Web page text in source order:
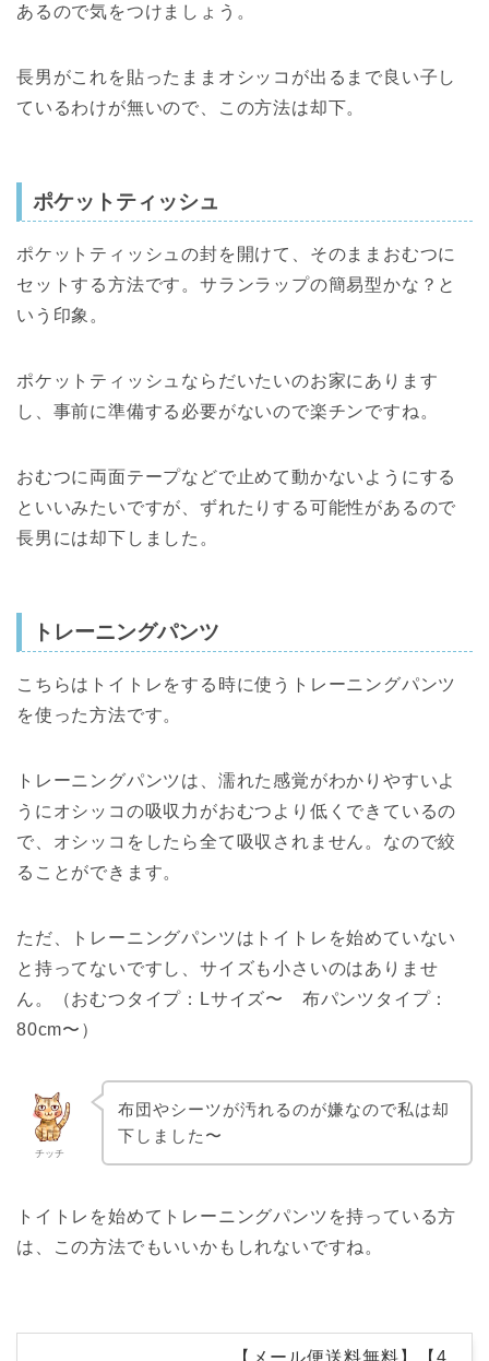
あるので気をつけましょう。
長男がこれを貼ったままオシッコが出るまで良い子し
ているわけが無いので、この方法は却下。
ポケットティッシュ
ポケットティッシュの封を開けて、そのままおむつに
セットする方法です。サランラップの簡易型かな？と
いう印象。
ポケットティッシュならだいたいのお家にあります
し、事前に準備する必要がないので楽チンですね。
おむつに両面テープなどで止めて動かないようにする
といいみたいですが、ずれたりする可能性があるので
長男には却下しました。
トレーニングパンツ
こちらはトイトレをする時に使うトレーニングパンツ
を使った方法です。
トレーニングパンツは、濡れた感覚がわかりやすいよ
うにオシッコの吸収力がおむつより低くできているの
で、オシッコをしたら全て吸収されません。なので絞
ることができます。
ただ、トレーニングパンツはトイトレを始めていない
と持ってないですし、サイズも小さいのはありませ
ん。（おむつタイプ：Lサイズ〜 布パンツタイプ：
80cm〜）
チッチ
布団やシーツが汚れるのが嫌なので私は却
下しました〜
トイトレを始めてトレーニングパンツを持っている方
は、この方法でもいいかもしれないですね。
【メール便送料無料】【4